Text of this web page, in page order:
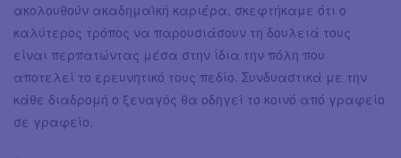
ακολουθούν ακαδημαϊκή καριέρα, σκεφτήκαμε ότι ο
καλύτερος τρόπος να παρουσιάσουν τη δουλειά τους
είναι περπατώντας μέσα στην ίδια την πόλη που
αποτελεί το ερευνητικό τους πεδίο. Συνδυαστικά με την
κάθε διαδρομή ο ξεναγός θα οδηγεί το κοινό από γραφείο
σε γραφείο.